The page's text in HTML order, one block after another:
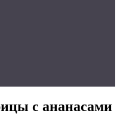
с ананасами